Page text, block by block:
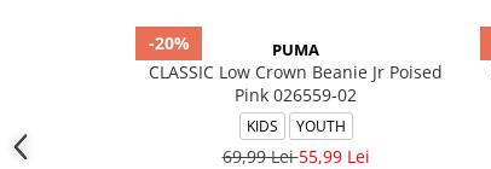
-20% PUMA
CLASSIC Low Crown Beanie Jr Poised
Pink 026559-02
KIDS YOUTH
69,99 Lei55,99 Lei